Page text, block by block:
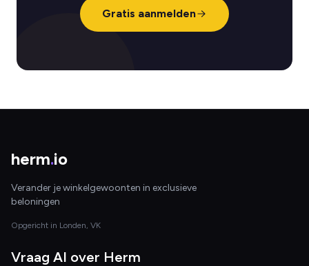
Gratis aanmelden
herm.io
Verander je winkelgewoonten in exclusieve
beloningen
Opgericht in Londen, VK
Vraag AI over Herm